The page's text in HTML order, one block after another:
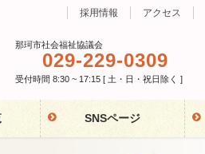
採用情報 アクセス
那珂市社会福祉協議会
029-229-0309
受付時間 8:30 ~ 17:15 [ 土・日・祝日除く ]
SNSページ